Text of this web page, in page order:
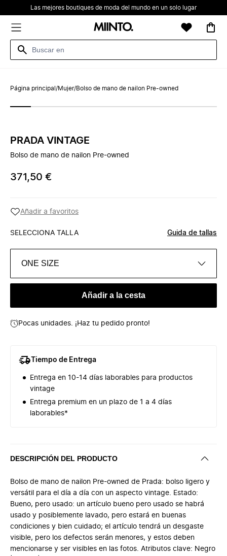
Las mejores boutiques de moda del mundo en un solo lugar
Página principal /Mujer/Bolso de mano de nailon Pre-owned
PRADA VINTAGE
Bolso de mano de nailon Pre-owned
371,50 €
Añadir a favoritos
SELECCIONA TALLA Guida de tallas
ONE SIZE
Añadir a la cesta
Pocas unidades. ¡Haz tu pedido pronto!
Tiempo de Entrega
Entrega en 10-14 días laborables para productos
vintage
Entrega premium en un plazo de 1 a 4 días
laborables*
DESCRIPCIÓN DEL PRODUCTO
Bolso de mano de nailon Pre-owned de Prada: bolso ligero y
versátil para el día a día con un aspecto vintage. Estado:
Bueno, pero usado: un artículo bueno pero usado se habrá
usado y posiblemente lavado, pero estará en buenas
condiciones y bien cuidado; el artículo tendrá un desgaste
visible, pero los defectos serán menores, y estos deben
mencionarse y ser visibles en las fotos. Atributos clave: Negro